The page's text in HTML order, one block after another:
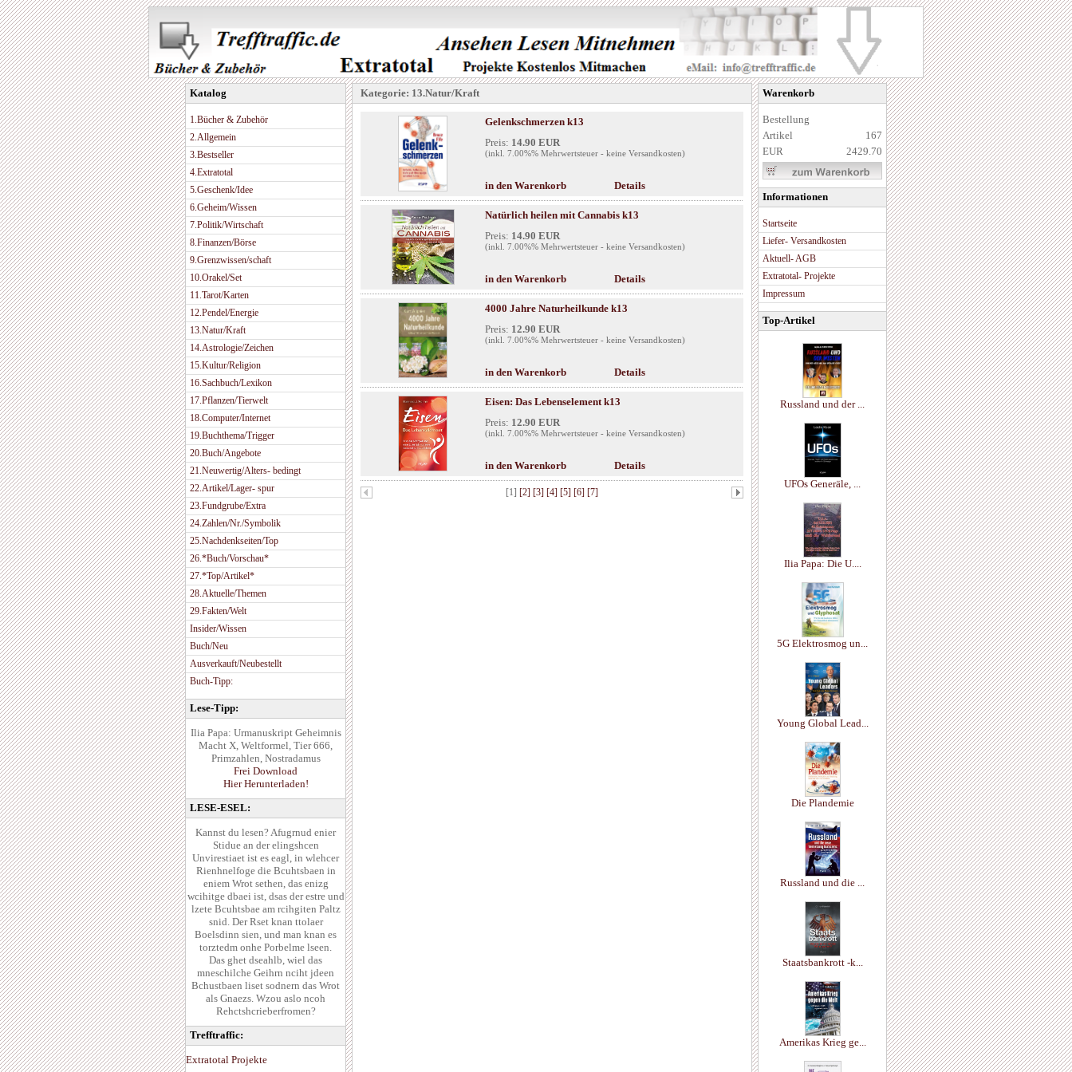
Katalog
1.Bücher & Zubehör
2.Allgemein
3.Bestseller
4.Extratotal
5.Geschenk/Idee
6.Geheim/Wissen
7.Politik/Wirtschaft
8.Finanzen/Börse
9.Grenzwissen/schaft
10.Orakel/Set
11.Tarot/Karten
12.Pendel/Energie
13.Natur/Kraft
14.Astrologie/Zeichen
15.Kultur/Religion
16.Sachbuch/Lexikon
17.Pflanzen/Tierwelt
18.Computer/Internet
19.Buchthema/Trigger
20.Buch/Angebote
21.Neuwertig/Alters- bedingt
22.Artikel/Lager- spur
23.Fundgrube/Extra
24.Zahlen/Nr./Symbolik
25.Nachdenkseiten/Top
26.*Buch/Vorschau*
27.*Top/Artikel*
28.Aktuelle/Themen
29.Fakten/Welt
Insider/Wissen
Buch/Neu
Ausverkauft/Neubestellt
Buch-Tipp:
Lese-Tipp:
Ilia Papa: Urmanuskript Geheimnis
Macht X, Weltformel, Tier 666,
Primzahlen, Nostradamus
Frei Download
Hier Herunterladen!
LESE-ESEL:
Kannst du lesen? Afugrnud enier
Stidue an der elingshcen
Unvirestiaet ist es eagl, in wlehcer
Rienhnelfoge die Bcuhtsbaen in
eniem Wrot sethen, das enizg
wcihitge dbaei ist, dsas der estre und
lzete Bcuhtsbae am rcihgiten Paltz
snid. Der Rset knan ttolaer
Boelsdinn sien, und man knan es
torztedm onhe Porbelme lseen.
Das ghet dseahlb, wiel das
mneschilche Geihrn nciht jdeen
Bchustbaen liset sodnern das Wrot
als Gnaezs. Wzou aslo ncoh
Rehctshcrieberfromen?
Trefftraffic:
Extratotal Projekte
Kategorie: 13.Natur/Kraft
Gelenkschmerzen k13
Preis: 14.90 EUR
(inkl. 7.00%% Mehrwertsteuer - keine Versandkosten)
in den Warenkorb Details
Natürlich heilen mit Cannabis k13
Preis: 14.90 EUR
(inkl. 7.00%% Mehrwertsteuer - keine Versandkosten)
in den Warenkorb Details
4000 Jahre Naturheilkunde k13
Preis: 12.90 EUR
(inkl. 7.00%% Mehrwertsteuer - keine Versandkosten)
in den Warenkorb Details
Eisen: Das Lebenselement k13
Preis: 12.90 EUR
(inkl. 7.00%% Mehrwertsteuer - keine Versandkosten)
in den Warenkorb Details
[1] [2] [3] [4] [5] [6] [7]
Warenkorb
Bestellung
Artikel
167
EUR
2429.70
Informationen
Startseite
Liefer- Versandkosten
Aktuell- AGB
Extratotal- Projekte
Impressum
Top-Artikel
Russland und der ...
UFOs Generäle, ...
Ilia Papa: Die U....
5G Elektrosmog un...
Young Global Lead...
Die Plandemie
Russland und die ...
Staatsbankrott -k...
Amerikas Krieg ge...